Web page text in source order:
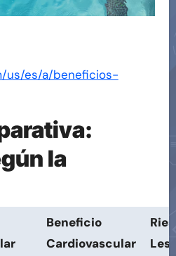
us/es/a/beneficios-
la
Beneficio
Cardiovascular